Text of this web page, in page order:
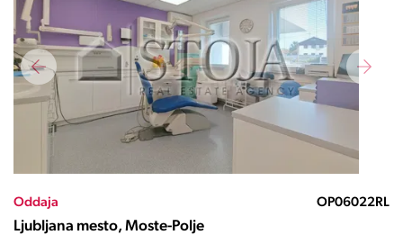
Oddaja OP06022RL
Ljubljana mesto, Moste-Polje